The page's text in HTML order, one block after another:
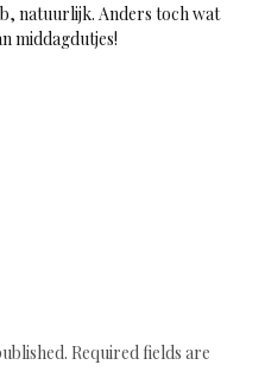
natuurlijk. Anders toch wat
middagdutjes!
Required fields are